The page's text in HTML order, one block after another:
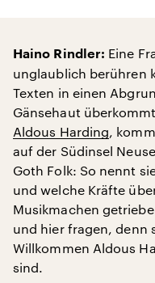
Haino Rindler: Eine
unglaublich berühren
Texten in einen
Gänsehaut
Aldous Harding,
auf der Südinsel
Goth Folk: So nennt
und welche Kräfte
Musikmachen
und hier fragen, denn
Willkommen Aldous
sind.